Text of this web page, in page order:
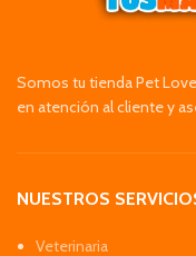
Somos tu tienda Pet
en atención al cliente y
NUESTROS
Veterinaria